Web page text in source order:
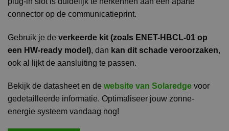
connector op de communicatieprint.
Gebruik je de verkeerde kit (zoals ENET-HBCL-01 op
een HW-ready model), dan kan dit schade veroorzaken,
ook al lijkt de aansluiting te passen.
Bekijk de datasheet en de website van Solaredge voor
gedetailleerde informatie. Optimaliseer jouw zonne-
energie systeem vandaag nog!